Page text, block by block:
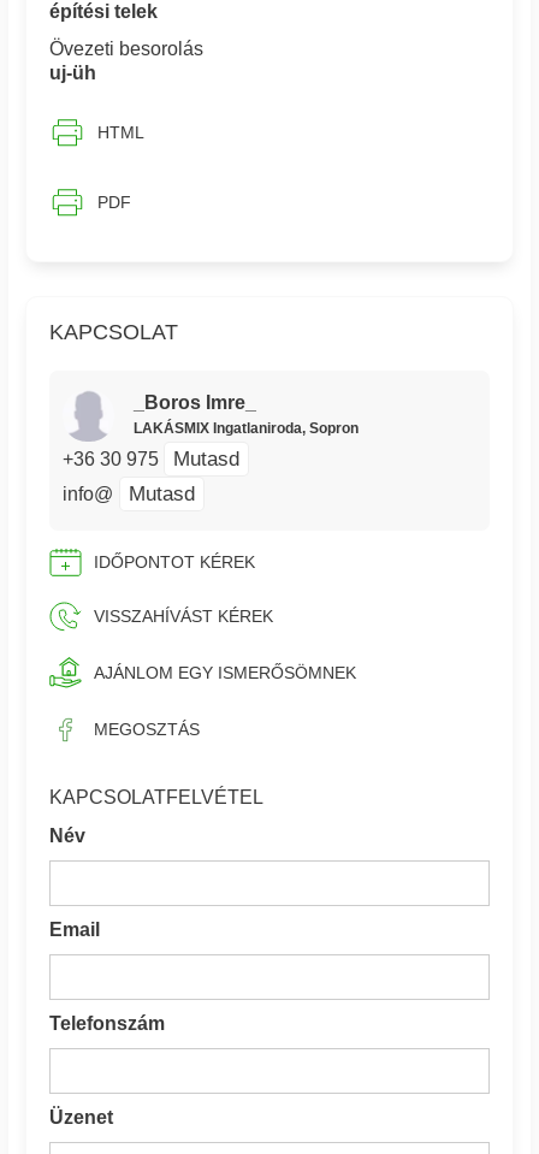
KAPCSOLAT
_Boros Imre_
LAKÁSMIX Ingatlaniroda, Sopron
+36 30 975 Mutasd
info@ Mutasd
IDŐPONTOT KÉREK
VISSZAHÍVÁST KÉREK
AJÁNLOM EGY ISMERŐSÖMNEK
MEGOSZTÁS
KAPCSOLATFELVÉTEL
Név
Email
Telefonszám
Üzenet
építési telek
Övezeti besorolás
uj-üh
HTML
PDF